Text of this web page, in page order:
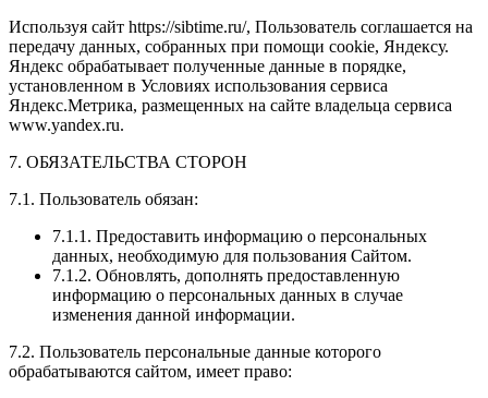
Используя сайт https://sibtime.ru/, Пользователь соглашается на
передачу данных, собранных при помощи cookie, Яндексу.
Яндекс обрабатывает полученные данные в порядке,
установленном в Условиях использования сервиса
Яндекс.Метрика, размещенных на сайте владельца сервиса
www.yandex.ru.
7. ОБЯЗАТЕЛЬСТВА СТОРОН
7.1. Пользователь обязан:
7.1.1. Предоставить информацию о персональных
данных, необходимую для пользования Сайтом.
7.1.2. Обновлять, дополнять предоставленную
информацию о персональных данных в случае
изменения данной информации.
7.2. Пользователь персональные данные которого
обрабатываются сайтом, имеет право: